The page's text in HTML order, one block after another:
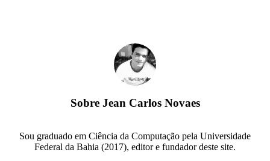
Sobre Jean Carlos Novaes
Sou graduado em Ciência da Computação pela Universidade
Federal da Bahia (2017), editor e fundador deste site.